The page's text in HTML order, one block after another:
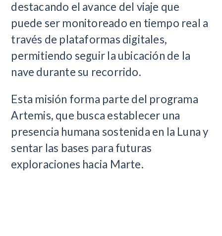
destacando el avance del viaje que
puede ser monitoreado en tiempo real a
través de plataformas digitales,
permitiendo seguir la ubicación de la
nave durante su recorrido.
Esta misión forma parte del programa
Artemis, que busca establecer una
presencia humana sostenida en la Luna y
sentar las bases para futuras
exploraciones hacia Marte.